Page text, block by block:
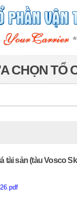
CHỌN TỔ
tài sản (tàu Vosco